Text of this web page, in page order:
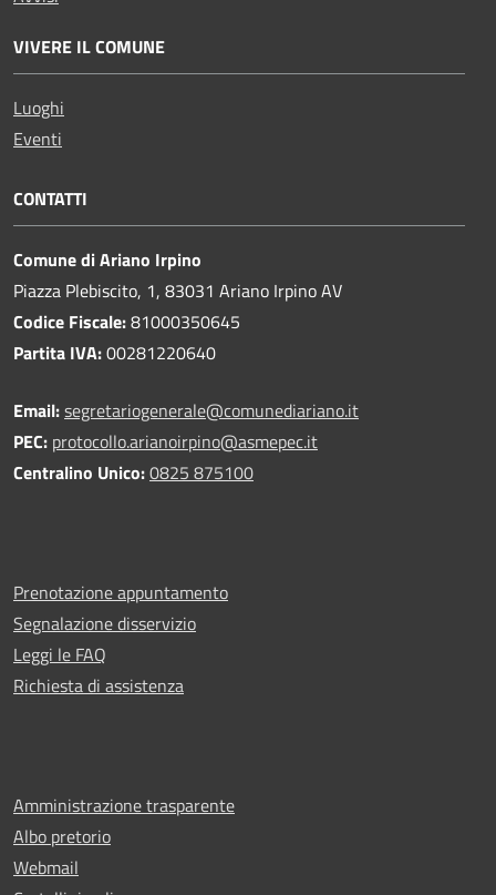
VIVERE IL COMUNE
Luoghi
Eventi
CONTATTI
Comune di Ariano Irpino
Piazza Plebiscito, 1, 83031 Ariano Irpino AV
Codice Fiscale:81000350645
Partita IVA:00281220640
Email:segretariogenerale@comunediariano.it
PEC: protocollo.arianoirpino@asmepec.it
Centralino Unico:0825 875100
Prenotazione appuntamento
Segnalazione disservizio
Leggi le FAQ
Richiesta di assistenza
Amministrazione trasparente
Albo pretorio
Webmail